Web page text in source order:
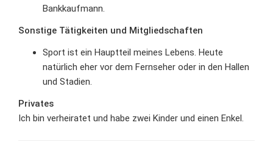
Bankkaufmann.
Sonstige Tätigkeiten und Mitgliedschaften
Sport ist ein Hauptteil meines Lebens. Heute
natürlich eher vor dem Fernseher oder in den Hallen
und Stadien.
Privates
Ich bin verheiratet und habe zwei Kinder und einen Enkel.